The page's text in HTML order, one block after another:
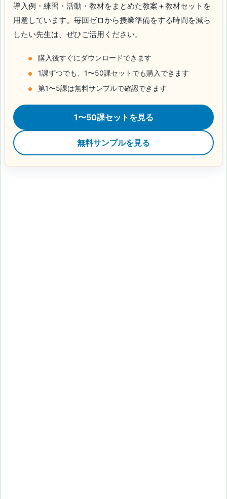
導入例・練習・活動・教材をまとめた教案＋教材セットを
用意しています。毎回ゼロから授業準備をする時間を減ら
したい先生は、ぜひご活用ください。
購入後すぐにダウンロードできます
1課ずつでも、1〜50課セットでも購入できます
第1〜5課は無料サンプルで確認できます
1〜50課セットを見る
無料サンプルを見る